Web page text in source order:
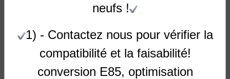
neufs !
1) - Contactez nous pour vérifier la
compatibilité et la faisabilité!
conversion E85, optimisation